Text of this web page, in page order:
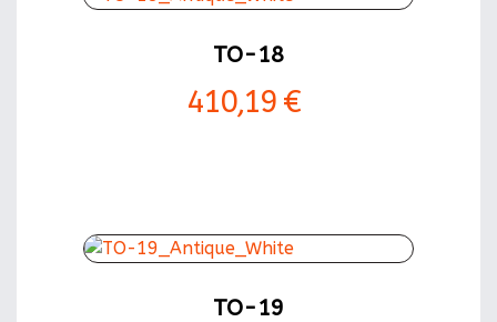
TO-18
410,19 €
TO-19